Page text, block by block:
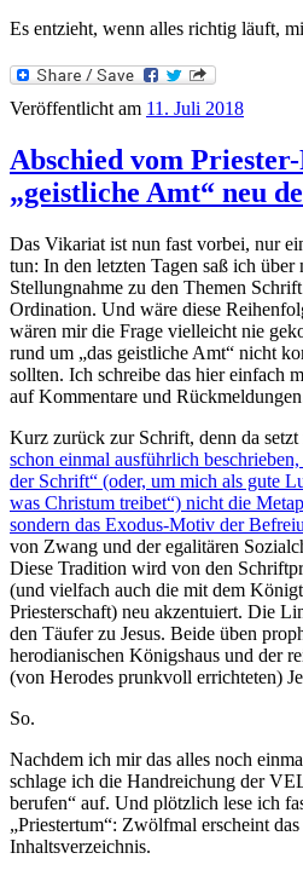
Es entzieht, wenn alles richtig läuft,
Veröffentlicht am 11. Juli 2018
Abschied vom
„geistliche Amt“ neu
Das Vikariat ist nun fast vorbei, nur
tun: In den letzten Tagen saß ich über
Stellungnahme zu den Themen
Ordination. Und wäre diese
wären mir die Frage vielleicht nie
rund um „das geistliche Amt“ nicht
sollten. Ich schreibe das hier einfach
auf Kommentare und
Kurz zurück zur Schrift, denn da setzt
schon einmal ausführlich
der Schrift“ (oder, um mich als gute
was Christum treibet“) nicht die
sondern das Exodus-Motiv der
von Zwang und der egalitären
Diese Tradition wird von den
(und vielfach auch die mit dem
Priesterschaft) neu akzentuiert. Die
den Täufer zu Jesus. Beide üben
herodianischen Königshaus und der
(von Herodes prunkvoll errichteten)
So.
Nachdem ich mir das alles noch
schlage ich die Handreichung der
berufen“ auf. Und plötzlich lese ich
„Priestertum“: Zwölfmal erscheint
Inhaltsverzeichnis.